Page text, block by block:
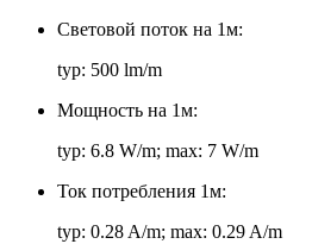
Световой поток на 1м:
typ: 500 lm/m
Мощность на 1м:
typ: 6.8 W/m; max: 7 W/m
Ток потребления 1м:
typ: 0.28 A/m; max: 0.29 A/m